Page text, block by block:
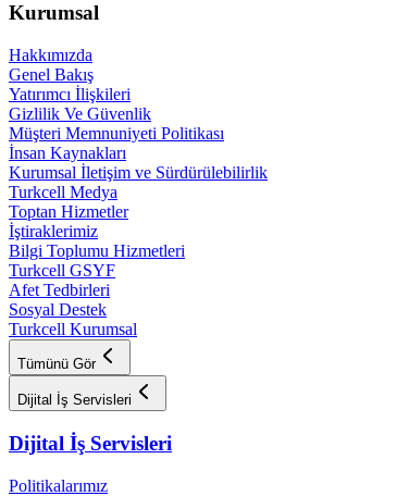
Kurumsal
Hakkımızda
Genel Bakış
Yatırımcı İlişkileri
Gizlilik Ve Güvenlik
Müşteri Memnuniyeti Politikası
İnsan Kaynakları
Kurumsal İletişim ve Sürdürülebilirlik
Turkcell Medya
Toptan Hizmetler
İştiraklerimiz
Bilgi Toplumu Hizmetleri
Turkcell GSYF
Afet Tedbirleri
Sosyal Destek
Turkcell Kurumsal
Tümünü Gör
Dijital İş Servisleri
Dijital İş Servisleri
Politikalarımız